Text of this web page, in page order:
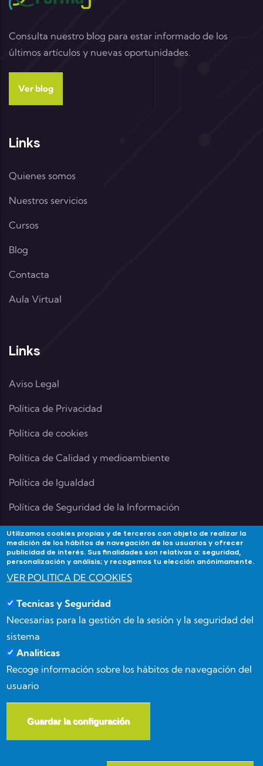
Consulta nuestro blog para estar informado de los
últimos artículos y nuevas oportunidades.
Ver blog
Links
Quienes somos
Nuestros servicios
Cursos
Blog
Contacta
Aula Virtual
Links
Aviso Legal
Política de Privacidad
Política de cookies
Política de Calidad y medioambiente
Política de Igualdad
Política de Seguridad de la Información
Contacta
Forma3Almeria en:
info@forma3almeria.com
Utilizamos cookies propias y de terceros con objeto de realizar la
medición de los hábitos de navegación de los usuarios y ofrecer
publicidad de interés. Sus finalidades son relativas a: seguridad,
personalización y análisis; y recogemos tu elección anónimamente.
VER POLITICA DE COOKIES
Tecnicas y Seguridad
Necesarias para la gestión de la sesión y la seguridad del
sistema
Analiticas
Recoge información sobre los hábitos de navegación del
usuario
Guardar la configuración